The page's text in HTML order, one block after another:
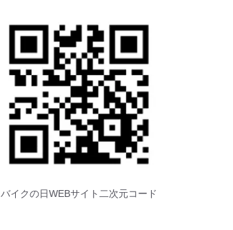
バイクの日WEBサイト二次元コード